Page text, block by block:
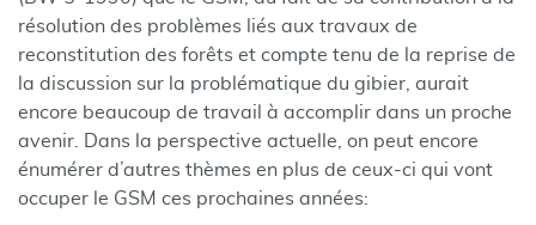
résolution des problèmes liés aux travaux de
reconstitution des forêts et compte tenu de la reprise de
la discussion sur la problématique du gibier, aurait
encore beaucoup de travail à accomplir dans un proche
avenir. Dans la perspective actuelle, on peut encore
énumérer d’autres thèmes en plus de ceux-ci qui vont
occuper le GSM ces prochaines années: